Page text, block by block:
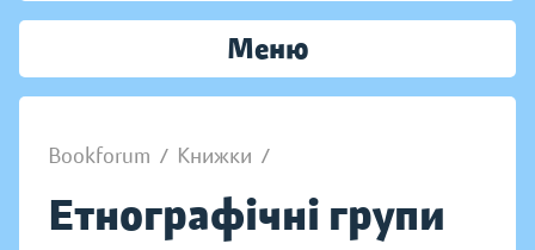
Меню
Bookforum / Книжки /
Етнографічні групи